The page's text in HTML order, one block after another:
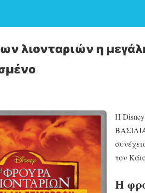
λιονταριών η
Η Disney
τον
Η